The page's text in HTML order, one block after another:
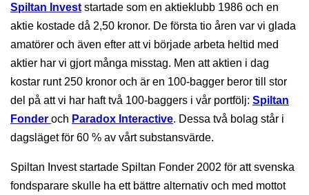
Spiltan Invest startade som en aktieklubb 1986 och en
aktie kostade då 2,50 kronor. De första tio åren var vi glada
amatörer och även efter att vi började arbeta heltid med
aktier har vi gjort många misstag. Men att aktien i dag
kostar runt 250 kronor och är en 100-bagger beror till stor
del på att vi har haft två 100-baggers i vår portfölj:Spiltan
Fonder och Paradox Interactive. Dessa två bolag står i
dagsläget för 60 % av vårt substansvärde.
Spiltan Invest startade Spiltan Fonder 2002 för att svenska
fondsparare skulle ha ett bättre alternativ och med mottot